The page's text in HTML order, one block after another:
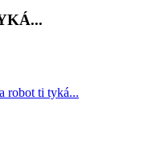
robot ti tyká...